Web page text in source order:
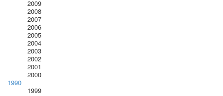
2009
2008
2007
2006
2005
2004
2003
2002
2001
2000
1990
1999